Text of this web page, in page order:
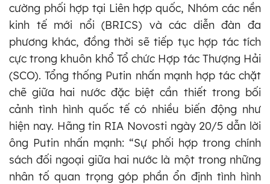
cường phối hợp tại Liên hợp quốc, Nhóm các nền
kinh tế mới nổi (BRICS) và các diễn đàn đa
phương khác, đồng thời sẽ tiếp tục hợp tác tích
cực trong khuôn khổ Tổ chức Hợp tác Thượng Hải
(SCO). Tổng thống Putin nhấn mạnh hợp tác chặt
chẽ giữa hai nước đặc biệt cần thiết trong bối
cảnh tình hình quốc tế có nhiều biến động như
hiện nay. Hãng tin RIA Novosti ngày 20/5 dẫn lời
ông Putin nhấn mạnh: “Sự phối hợp trong chính
sách đối ngoại giữa hai nước là một trong những
nhân tố quan trọng góp phần ổn định tình hình